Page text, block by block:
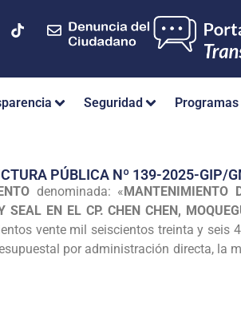
Seguridad Programas
PÚBLICA Nº 139-2025-GIP/
denominada: «MANTENIMIENTO
EN EL CP. CHEN CHEN,
vente mil seiscientos treinta y seis
por administración directa, la